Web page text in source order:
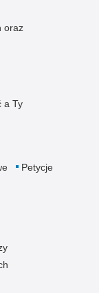
oraz
a Ty
Petycje